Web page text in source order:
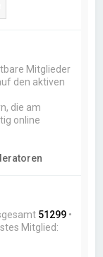
Mitglieder
den aktiven
die am
online
51299 •
Mitglied: